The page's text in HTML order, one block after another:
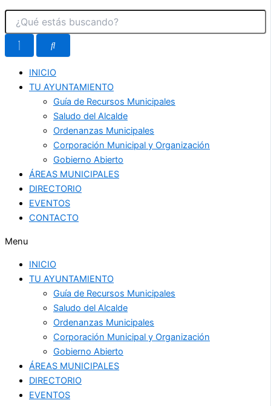
INICIO
TU AYUNTAMIENTO
Guía de Recursos Municipales
Saludo del Alcalde
Ordenanzas Municipales
Corporación Municipal y Organización
Gobierno Abierto
ÁREAS MUNICIPALES
DIRECTORIO
EVENTOS
CONTACTO
Menu
INICIO
TU AYUNTAMIENTO
Guía de Recursos Municipales
Saludo del Alcalde
Ordenanzas Municipales
Corporación Municipal y Organización
Gobierno Abierto
ÁREAS MUNICIPALES
DIRECTORIO
EVENTOS